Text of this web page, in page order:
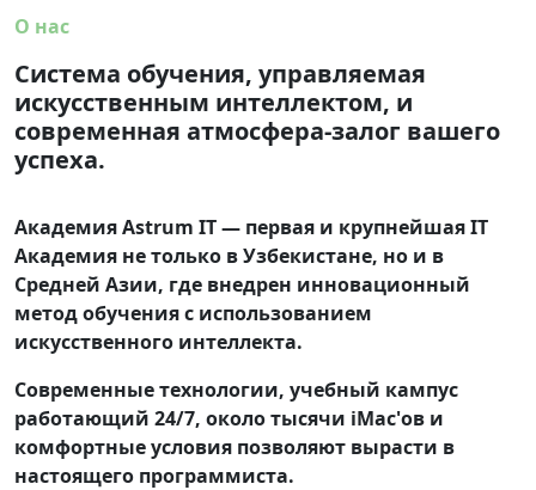
О нас
Система обучения, управляемая
искусственным интеллектом, и
современная атмосфера-залог вашего
успеха.
Академия Astrum IT — первая и крупнейшая IT
Академия не только в Узбекистане, но и в
Средней Азии, где внедрен инновационный
метод обучения с использованием
искусственного интеллекта.
Современные технологии, учебный кампус
работающий 24/7, около тысячи iMac'ов и
комфортные условия позволяют вырасти в
настоящего программиста.